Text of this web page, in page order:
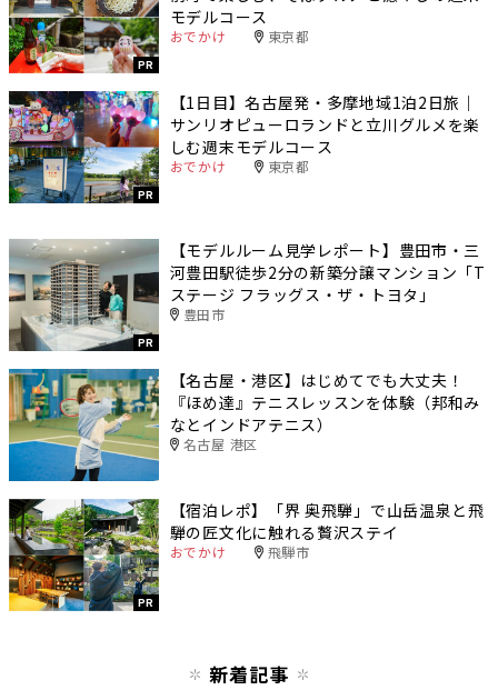
PR
モデルコース
おでかけ 東京都
PR
【1日目】名古屋発・多摩地域1泊2日旅｜
サンリオピューロランドと立川グルメを楽
しむ週末モデルコース
おでかけ 東京都
PR
【モデルルーム見学レポート】豊田市・三
河豊田駅徒歩2分の新築分譲マンション「T
ステージ フラッグス・ザ・トヨタ」
豊田市
【名古屋・港区】はじめてでも大丈夫！
『ほめ達』テニスレッスンを体験（邦和み
なとインドアテニス）
名古屋 港区
PR
【宿泊レポ】「界 奥飛騨」で山岳温泉と飛
騨の匠文化に触れる贅沢ステイ
おでかけ 飛騨市
新着記事